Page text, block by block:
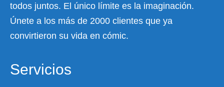
todos juntos. El único límite es la imaginación.
Únete a los más de 2000 clientes que ya
convirtieron su vida en cómic.
Servicios